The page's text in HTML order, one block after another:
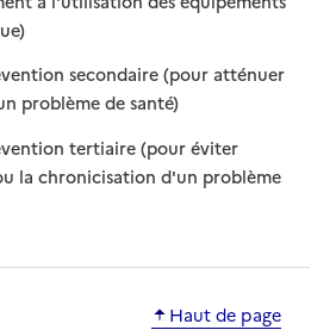
disponible
secondaire (pour atténuer
problème de santé): disponible
: non disponible
tertiaire (pour éviter
la chronicisation d'un problème
Haut de page